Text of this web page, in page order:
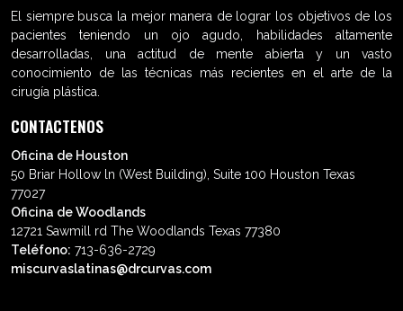
El siempre busca la mejor manera de lograr los objetivos de los
pacientes teniendo un ojo agudo, habilidades altamente
desarrolladas, una actitud de mente abierta y un vasto
conocimiento de las técnicas más recientes en el arte de la
cirugía plástica.
CONTACTENOS
Oficina de Houston
50 Briar Hollow ln (West Building), Suite 100 Houston Texas
77027
Oficina de Woodlands
12721 Sawmill rd The Woodlands Texas 77380
Teléfono: 713-636-2729
miscurvaslatinas@drcurvas.com